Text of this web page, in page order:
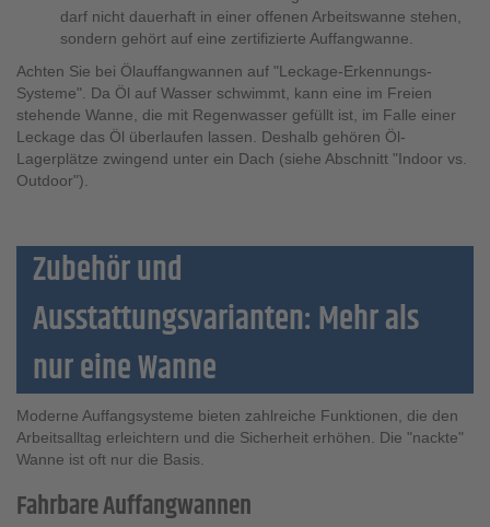
darf nicht dauerhaft in einer offenen Arbeitswanne stehen,
sondern gehört auf eine zertifizierte Auffangwanne.
Achten Sie bei Ölauffangwannen auf "Leckage-Erkennungs-
Systeme". Da Öl auf Wasser schwimmt, kann eine im Freien
stehende Wanne, die mit Regenwasser gefüllt ist, im Falle einer
Leckage das Öl überlaufen lassen. Deshalb gehören Öl-
Lagerplätze zwingend unter ein Dach (siehe Abschnitt "Indoor vs.
Outdoor").
Zubehör und
Ausstattungsvarianten: Mehr als
nur eine Wanne
Moderne Auffangsysteme bieten zahlreiche Funktionen, die den
Arbeitsalltag erleichtern und die Sicherheit erhöhen. Die "nackte"
Wanne ist oft nur die Basis.
Fahrbare Auffangwannen